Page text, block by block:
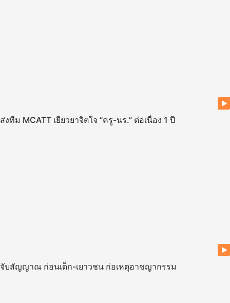
ส่งทีม MCATT เยียวยาจิตใจ “ครู-นร.” ต่อเนื่อง 1 ปี
จับสัญญาณ ก่อนเด็ก-เยาวชน ก่อเหตุอาชญากรรม